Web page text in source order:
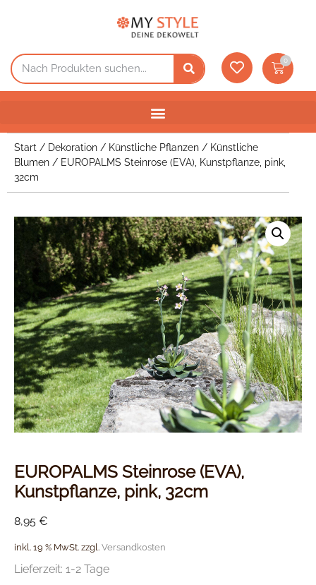
0
Start / Dekoration / Künstliche Pflanzen / Künstliche
Blumen / EUROPALMS Steinrose (EVA), Kunstpflanze, pink,
32cm
EUROPALMS Steinrose (EVA),
Kunstpflanze, pink, 32cm
8,95 €
inkl. 19 % MwSt. zzgl. Versandkosten
Lieferzeit: 1-2 Tage